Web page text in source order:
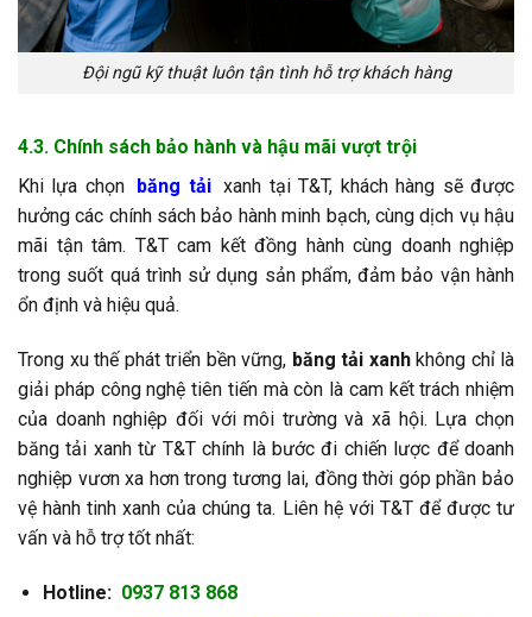
Đội ngũ kỹ thuật luôn tận tình hỗ trợ khách hàng
4.3. Chính sách bảo hành và hậu mãi vượt trội
Khi lựa chọn băng tải xanh tại T&T, khách hàng sẽ được
hưởng các chính sách bảo hành minh bạch, cùng dịch vụ hậu
mãi tận tâm. T&T cam kết đồng hành cùng doanh nghiệp
trong suốt quá trình sử dụng sản phẩm, đảm bảo vận hành
ổn định và hiệu quả.
Trong xu thế phát triển bền vững, băng tải xanhkhông chỉ là
giải pháp công nghệ tiên tiến mà còn là cam kết trách nhiệm
của doanh nghiệp đối với môi trường và xã hội. Lựa chọn
băng tải xanh từ T&T chính là bước đi chiến lược để doanh
nghiệp vươn xa hơn trong tương lai, đồng thời góp phần bảo
vệ hành tinh xanh của chúng ta. Liên hệ với T&T để được tư
vấn và hỗ trợ tốt nhất:
Hotline: 0937 813 868